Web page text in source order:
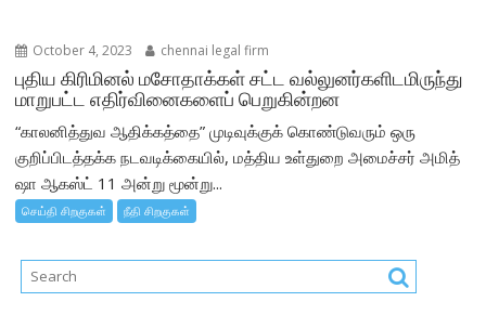
October 4, 2023 chennai legal firm
புதிய கிரிமினல் மசோதாக்கள் சட்ட வல்லுனர்களிடமிருந்து
மாறுபட்ட எதிர்வினைகளைப் பெறுகின்றன
“காலனித்துவ ஆதிக்கத்தை” முடிவுக்குக் கொண்டுவரும் ஒரு
குறிப்பிடத்தக்க நடவடிக்கையில், மத்திய உள்துறை அமைச்சர் அமித்
ஷா ஆகஸ்ட் 11 அன்று மூன்று...
செய்தி சிறகுகள் நீதி சிறகுகள்